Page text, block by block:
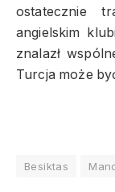
ostatecznie
angielskim
znalazł
Turcja może
Besiktas